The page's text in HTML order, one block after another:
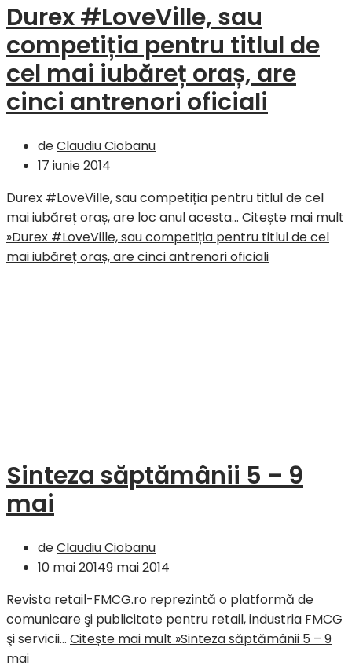
Durex #LoveVille, sau
competiția pentru titlul de
cel mai iubăreț oraș, are
cinci antrenori oficiali
deClaudiu Ciobanu
17 iunie 2014
Durex #LoveVille, sau competiția pentru titlul de cel
mai iubăreț oraș, are loc anul acesta… Citește mai mult
»Durex #LoveVille, sau competiția pentru titlul de cel
mai iubăreț oraș, are cinci antrenori oficiali
Sinteza săptămânii 5 – 9
mai
deClaudiu Ciobanu
10 mai 20149 mai 2014
Revista retail-FMCG.ro reprezintă o platformă de
comunicare şi publicitate pentru retail, industria FMCG
şi servicii… Citește mai mult »Sinteza săptămânii 5 – 9
mai